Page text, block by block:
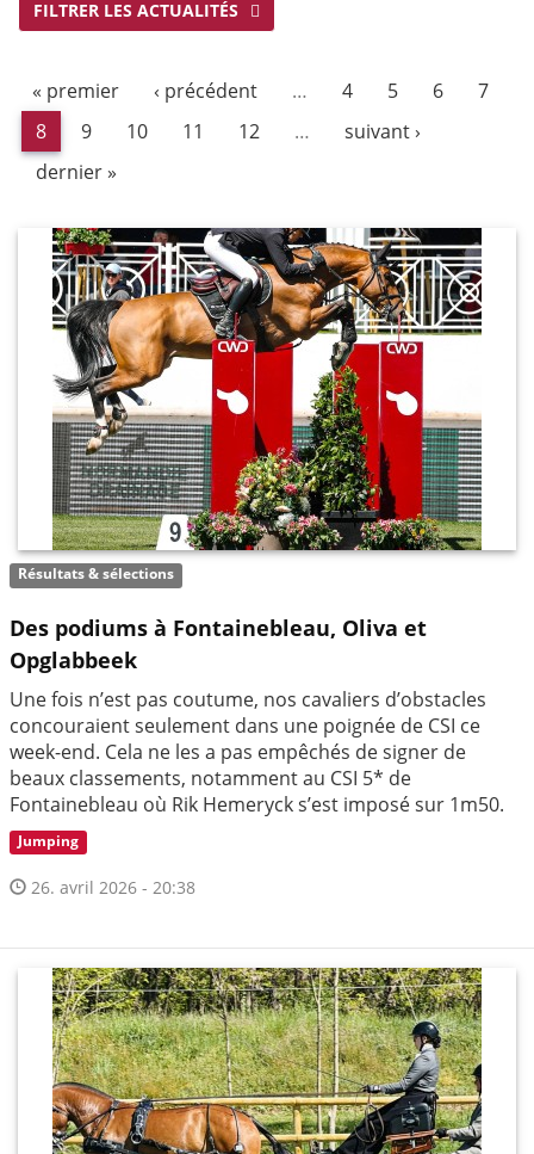
FILTRER LES ACTUALITÉS
« premier ‹ précédent … 4 5 6
7
8
9 10 11 12 …
suivant ›
dernier »
Résultats & sélections
Des podiums à Fontainebleau, Oliva et
Opglabbeek
Une fois n’est pas coutume, nos cavaliers d’obstacles
concouraient seulement dans une poignée de CSI ce
week-end. Cela ne les a pas empêchés de signer de
beaux classements, notamment au CSI 5* de
Fontainebleau où Rik Hemeryck s’est imposé sur 1m50.
Jumping
26. avril 2026 - 20:38